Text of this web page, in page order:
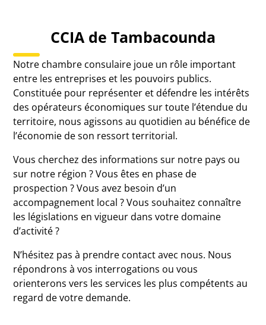
CCIA de Tambacounda
Notre chambre consulaire joue un rôle important
entre les entreprises et les pouvoirs publics.
Constituée pour représenter et défendre les intérêts
des opérateurs économiques sur toute l’étendue du
territoire, nous agissons au quotidien au bénéfice de
l’économie de son ressort territorial.
Vous cherchez des informations sur notre pays ou
sur notre région ? Vous êtes en phase de
prospection ? Vous avez besoin d’un
accompagnement local ? Vous souhaitez connaître
les législations en vigueur dans votre domaine
d’activité ?
N’hésitez pas à prendre contact avec nous. Nous
répondrons à vos interrogations ou vous
orienterons vers les services les plus compétents au
regard de votre demande.